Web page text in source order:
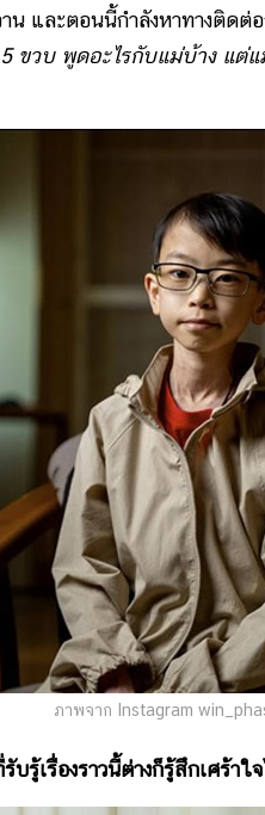
าน และตอนนี้กำลังหาทางติด
5 ขวบ พูดอะไรกับแม่บ้าง แ
ภาพจาก Instagram
รู้เรื่องราวนี้ต่างก็รู้สึกเศร้าใ